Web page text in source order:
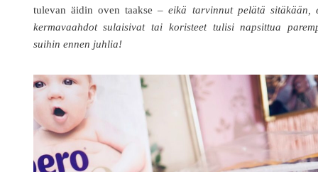
tulevan äidin oven taakse –eikä tarvinnut pelätä sitäkään,
kermavaahdot sulaisivat tai koristeet tulisi napsittua
suihin ennen juhlia!